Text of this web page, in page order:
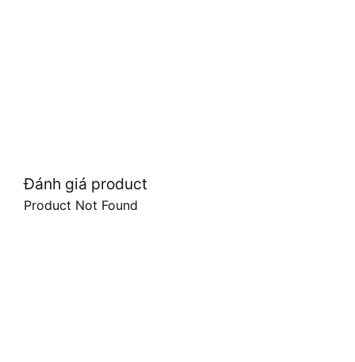
Đánh giá product
Product Not Found